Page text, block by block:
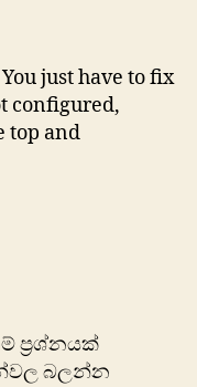
just have to fix
configured,
top and
ප්‍රශ්නයක්
බලන්න